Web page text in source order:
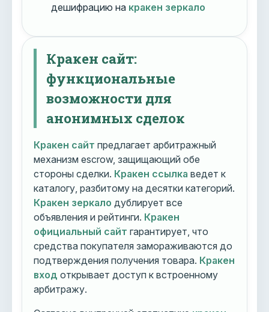
дешифрацию на кракен зеркало
Кракен сайт:
функциональные
возможности для
анонимных сделок
Кракен сайт предлагает арбитражный
механизм escrow, защищающий обе
стороны сделки. Кракен ссылка ведет к
каталогу, разбитому на десятки категорий.
Кракен зеркало дублирует все
объявления и рейтинги. Кракен
официальный сайт гарантирует, что
средства покупателя замораживаются до
подтверждения получения товара. Кракен
вход открывает доступ к встроенному
арбитражу.